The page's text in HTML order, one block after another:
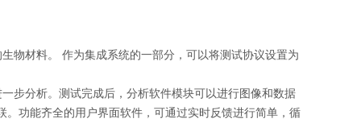
物材料。 作为集成系统的一部分，可以将测试协议设置为
步分析。测试完成后，分析软件模块可以进行图像和数据
功能齐全的用户界面软件，可通过实时反馈进行简单，循